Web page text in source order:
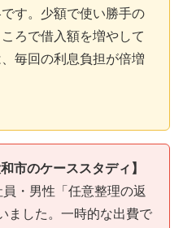
す。少額で使い勝手の
ろで借入額を増やして
毎回の利息負担が倍増
市のケーススタディ】
・男性「任意整理の返
ました。一時的な出費で